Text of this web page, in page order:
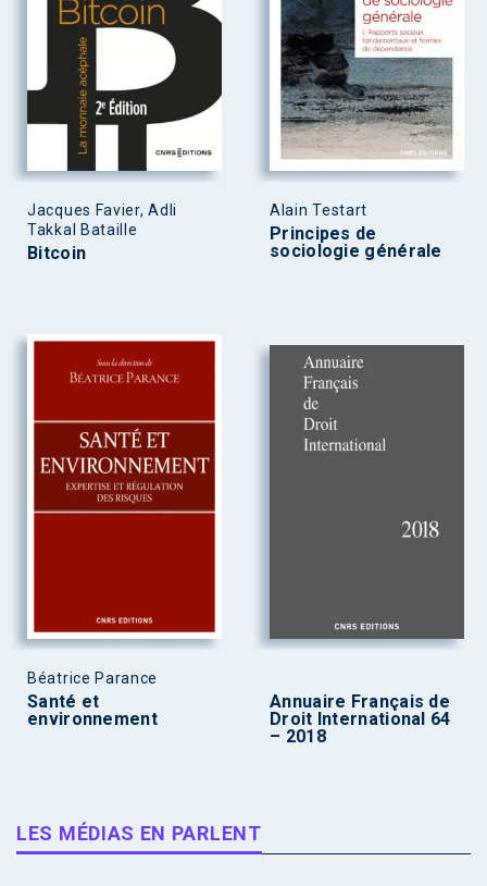
Jacques Favier, Adli
Takkal Bataille
Bitcoin
Alain Testart
Principes de
sociologie générale
Béatrice Parance
Santé et
environnement
Annuaire Français de
Droit International 64
– 2018
LES MÉDIAS EN PARLENT